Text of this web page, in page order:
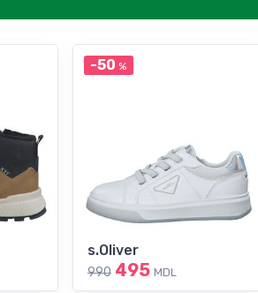
-50 %
s.Oliver
990 495 MDL